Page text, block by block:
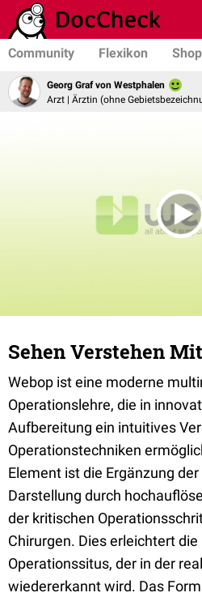
Community Flexikon Shop
Georg Graf von Westphalen
Arzt | Ärztin (ohne
Sehen Verstehen
Webop ist eine moderne
Operationslehre, die in
Aufbereitung ein intuitives
Operationstechniken
Element ist die Ergänzung
Darstellung durch
der kritischen
Chirurgen. Dies erleichtert
Operationssitus, der in der
wiedererkannt wird. Das